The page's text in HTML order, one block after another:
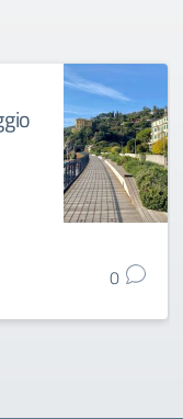
0